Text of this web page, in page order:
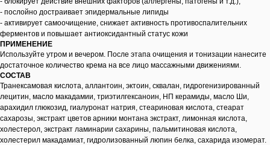
- послойно достраивает эпидермальные липиды
- активирует самоочищение, снижает активность противоспалительних
ферментов и повышает антиоксидантный статус кожи
ПРИМЕНЕНИЕ
Используйте утром и вечером. После этапа очищения и тонизации нанесите
достаточное количество крема на все лицо массажными движениями.
СОСТАВ
Транексамовая кислота, аллантоин, эктоин, сквалан, гидрогенизированный
лецитин, масло макадамии, триэтилгексаноин, НП керамиды, масло Ши,
арахидил глюкозид, гиалуронат натрия, стеариновая кислота, стеарат
сахарозы, экстракт цветов арники монтана экстракт, лимонная кислота,
холестерол, экстракт ламинарии сахарины, пальмитиновая кислота,
холестерил макадамиат, гидролизованный люпин белка, сахарида изомерат.